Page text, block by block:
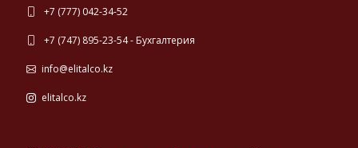
+7 (777) 042-34-52
+7 (747) 895-23-54 - Бухгалтерия
info@elitalco.kz
elitalco.kz